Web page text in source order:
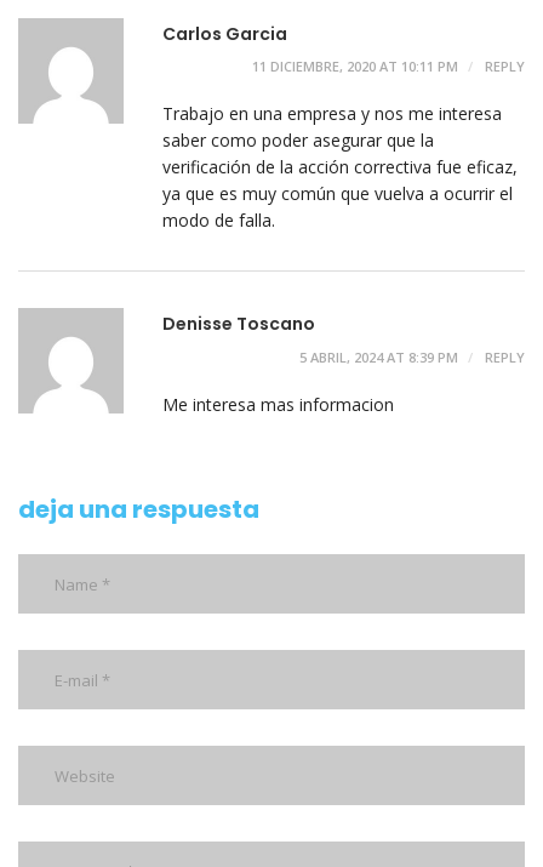
Carlos Garcia
11 DICIEMBRE, 2020 AT 10:11 PM REPLY
Trabajo en una empresa y nos me interesa
saber como poder asegurar que la
verificación de la acción correctiva fue eficaz,
ya que es muy común que vuelva a ocurrir el
modo de falla.
Denisse Toscano
5 ABRIL, 2024 AT 8:39 PM REPLY
Me interesa mas informacion
deja una respuesta